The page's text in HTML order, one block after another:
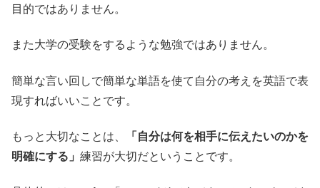
目的ではありません。
また大学の受験をするような勉強ではありません。
簡単な言い回しで簡単な単語を使て自分の考えを英語で表
現すればいいことです。
もっと大切なことは、
「自分は何を相手に伝えたいのかを
明確にする」 練習が大切だということです。